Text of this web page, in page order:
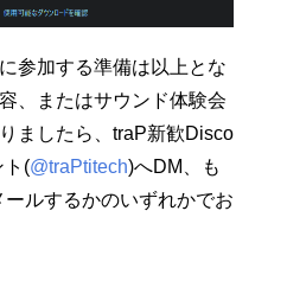
参加する準備は以上とな
、またはサウンド体験会
ましたら、traP新歓Disco
ト(@traPtitech)へDM、も
ルするかのいずれかでお